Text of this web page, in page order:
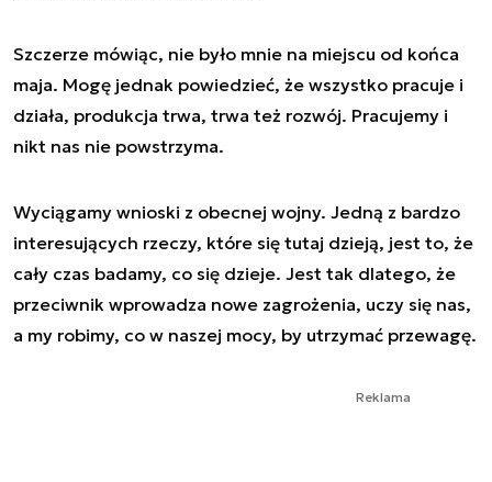
Szczerze mówiąc, nie było mnie na miejscu od końca
maja. Mogę jednak powiedzieć, że wszystko pracuje i
działa, produkcja trwa, trwa też rozwój. Pracujemy i
nikt nas nie powstrzyma.
Wyciągamy wnioski z obecnej wojny. Jedną z bardzo
interesujących rzeczy, które się tutaj dzieją, jest to, że
cały czas badamy, co się dzieje. Jest tak dlatego, że
przeciwnik wprowadza nowe zagrożenia, uczy się nas,
a my robimy, co w naszej mocy, by utrzymać przewagę.
Reklama